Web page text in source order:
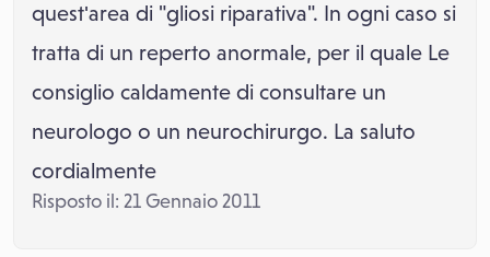
quest'area di "gliosi riparativa". In ogni caso si
tratta di un reperto anormale, per il quale Le
consiglio caldamente di consultare un
neurologo o un neurochirurgo. La saluto
cordialmente
Risposto il: 21 Gennaio 2011